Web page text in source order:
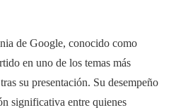
de Google, conocido como
en uno de los temas más
su presentación. Su desempeño
significativa entre quienes